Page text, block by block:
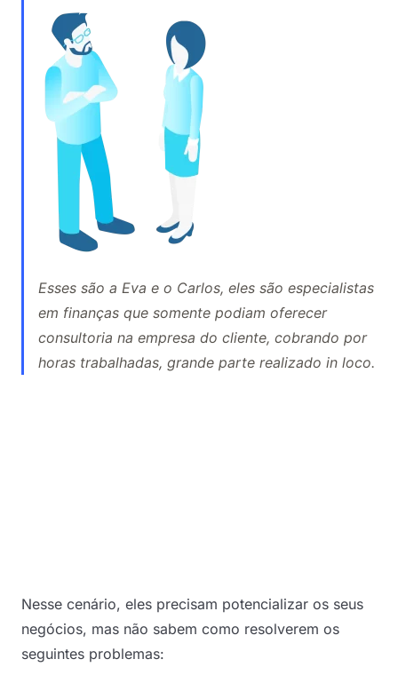
Esses são a Eva e o Carlos, eles são especialistas
em finanças que somente podiam oferecer
consultoria na empresa do cliente, cobrando por
horas trabalhadas, grande parte realizado in loco.
Nesse cenário, eles precisam potencializar os seus
negócios, mas não sabem como resolverem os
seguintes problemas: